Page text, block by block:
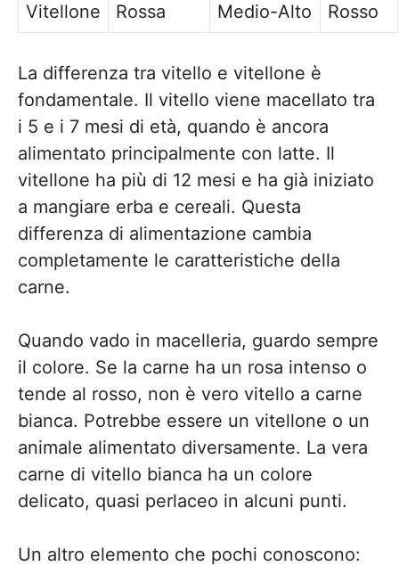
Vitellone
Rossa Medio-Alto Rosso
La differenza tra vitello e vitellone è
fondamentale. Il vitello viene macellato tra
i 5 e i 7 mesi di età, quando è ancora
alimentato principalmente con latte. Il
vitellone ha più di 12 mesi e ha già iniziato
a mangiare erba e cereali. Questa
differenza di alimentazione cambia
completamente le caratteristiche della
carne.
Quando vado in macelleria, guardo sempre
il colore. Se la carne ha un rosa intenso o
tende al rosso, non è vero vitello a carne
bianca. Potrebbe essere un vitellone o un
animale alimentato diversamente. La vera
carne di vitello bianca ha un colore
delicato, quasi perlaceo in alcuni punti.
Un altro elemento che pochi conoscono: